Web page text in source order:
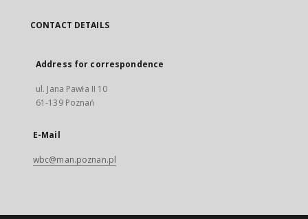
CONTACT DETAILS
Address for correspondence
ul. Jana Pawła II 10
61-139 Poznań
E-Mail
wbc@man.poznan.pl